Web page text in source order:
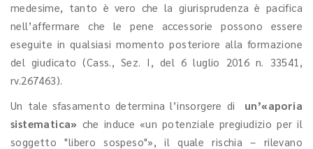
medesime, tanto è vero che la giurisprudenza è pacifica
nell’affermare che le pene accessorie possono essere
eseguite in qualsiasi momento posteriore alla formazione
del giudicato (Cass., Sez. I, del 6 luglio 2016 n. 33541,
rv.267463).
Un tale sfasamento determina l’insorgere di un’«aporia
sistematica» che induce «un potenziale pregiudizio per il
soggetto "libero sospeso"», il quale rischia – rilevano